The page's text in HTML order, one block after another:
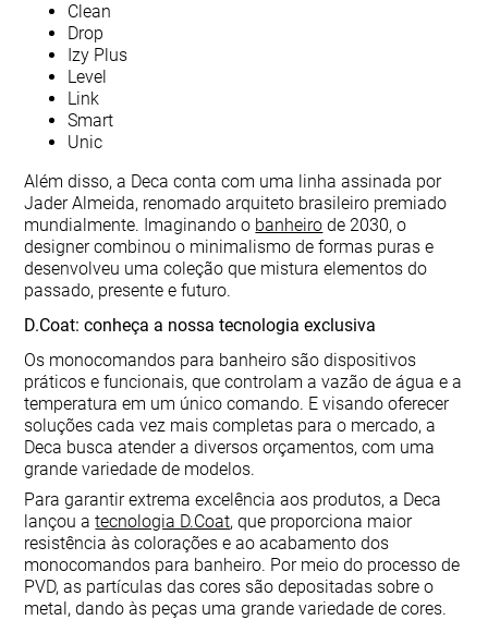
Clean
Drop
Izy Plus
Level
Link
Smart
Unic
Além disso, a Deca conta com uma linha assinada por
Jader Almeida, renomado arquiteto brasileiro premiado
mundialmente. Imaginando o banheiro de 2030, o
designer combinou o minimalismo de formas puras e
desenvolveu uma coleção que mistura elementos do
passado, presente e futuro.
D.Coat: conheça a nossa tecnologia exclusiva
Os monocomandos para banheiro são dispositivos
práticos e funcionais, que controlam a vazão de água e a
temperatura em um único comando. E visando oferecer
soluções cada vez mais completas para o mercado, a
Deca busca atender a diversos orçamentos, com uma
grande variedade de modelos.
Para garantir extrema excelência aos produtos, a Deca
lançou atecnologia D.Coat, que proporciona maior
resistência às colorações e ao acabamento dos
monocomandos para banheiro. Por meio do processo de
PVD, as partículas das cores são depositadas sobre o
metal, dando às peças uma grande variedade de cores.